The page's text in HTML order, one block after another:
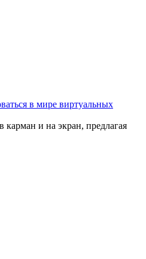
в мире виртуальных
карман и на экран, предлагая